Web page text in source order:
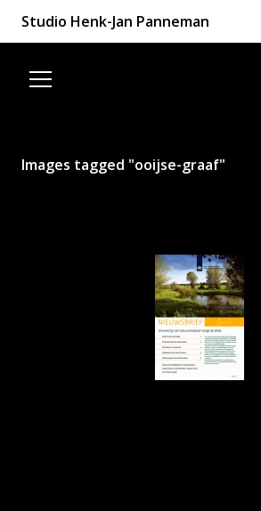
Studio Henk-Jan Panneman
Images tagged "ooijse-graaf"